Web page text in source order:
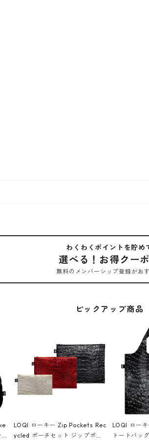
わくわくポイントを貯め
選べる！お得クー
無料のメンバーシップ登録がお
ピックアップ商品
LOQI ローキー Zip Pockets Rec
ycled ポーチセット ジップポケ
LOQI ロー
トートバッ